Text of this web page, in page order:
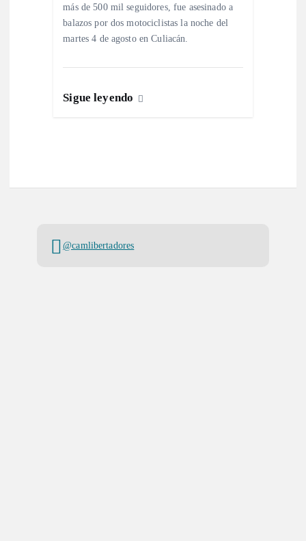
más de 500 mil seguidores, fue asesinado a
balazos por dos motociclistas la noche del
martes 4 de agosto en Culiacán.
Sigue leyendo
@camlibertadores